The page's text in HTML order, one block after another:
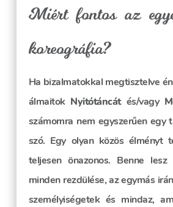
Miért fontos az
koreográfia?
Ha bizalmatokkal megtisztelve
álmaitok Nyitótáncátés/vagy
számomra nem egyszerűen egy
szó. Egy olyan közös élményt
teljesen önazonos. Benne
minden rezdülése, az egymás
személyiségetek és mindaz,